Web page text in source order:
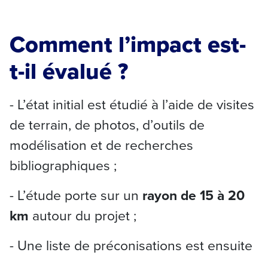
Comment l’impact est-
t-il évalué ?
- L’état initial est étudié à l’aide de visites
de terrain, de photos, d’outils de
modélisation et de recherches
bibliographiques ;
- L’étude porte sur un rayon de 15 à 20
km autour du projet ;
- Une liste de préconisations est ensuite